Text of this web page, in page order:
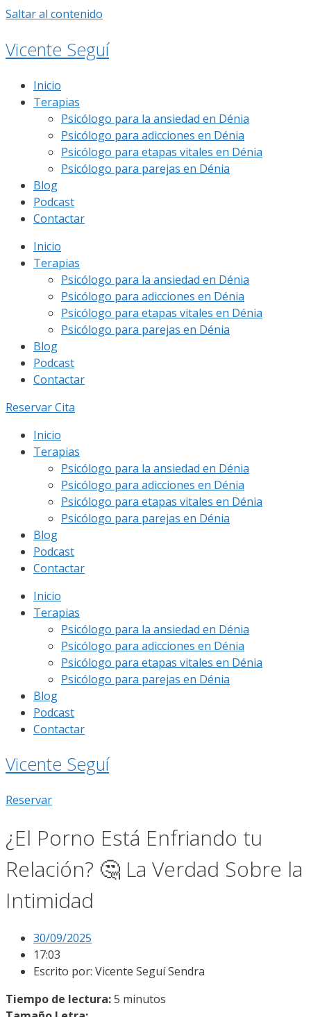
Saltar al contenido
Vicente Seguí
Inicio
Terapias
Psicólogo para la ansiedad en Dénia
Psicólogo para adicciones en Dénia
Psicólogo para etapas vitales en Dénia
Psicólogo para parejas en Dénia
Blog
Podcast
Contactar
Inicio
Terapias
Psicólogo para la ansiedad en Dénia
Psicólogo para adicciones en Dénia
Psicólogo para etapas vitales en Dénia
Psicólogo para parejas en Dénia
Blog
Podcast
Contactar
Reservar Cita
Inicio
Terapias
Psicólogo para la ansiedad en Dénia
Psicólogo para adicciones en Dénia
Psicólogo para etapas vitales en Dénia
Psicólogo para parejas en Dénia
Blog
Podcast
Contactar
Inicio
Terapias
Psicólogo para la ansiedad en Dénia
Psicólogo para adicciones en Dénia
Psicólogo para etapas vitales en Dénia
Psicólogo para parejas en Dénia
Blog
Podcast
Contactar
Vicente Seguí
Reservar
¿El Porno Está Enfriando tu
Relación? 🤔 La Verdad Sobre la
Intimidad
30/09/2025
17:03
Escrito por: Vicente Seguí Sendra
Tiempo de lectura:5 minutos